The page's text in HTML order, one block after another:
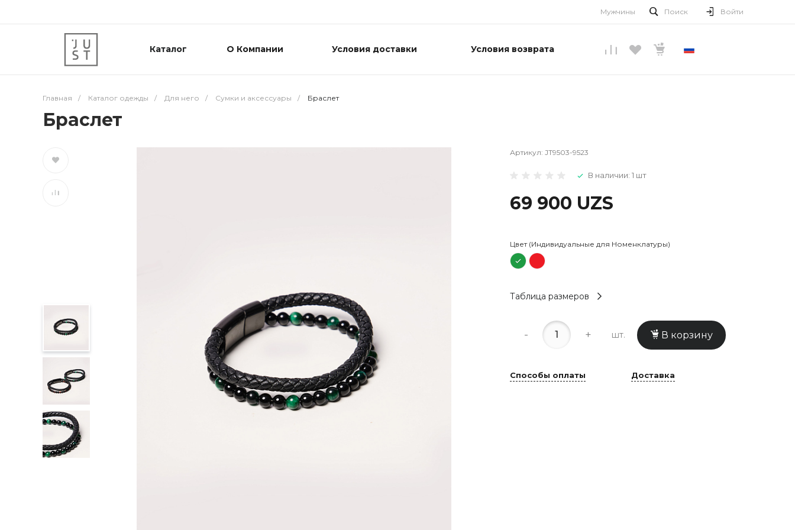
Мужчины Поиск Войти
Каталог О Компании Условия доставки Условия возврата
Главная / Каталог одежды / Для него / Сумки и аксессуары / Браслет
Браслет
Артикул: JT9503-9523
В наличии: 1 шт
69 900 UZS
Цвет (Индивидуальные для Номенклатуры)
Таблица размеров
- + шт. В корзину
Способы оплаты Доставка